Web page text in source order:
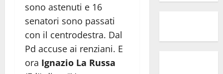
sono astenuti e 16
senatori sono passati
con il centrodestra. Dal
Pd accuse ai renziani. E
ora Ignazio La Russa